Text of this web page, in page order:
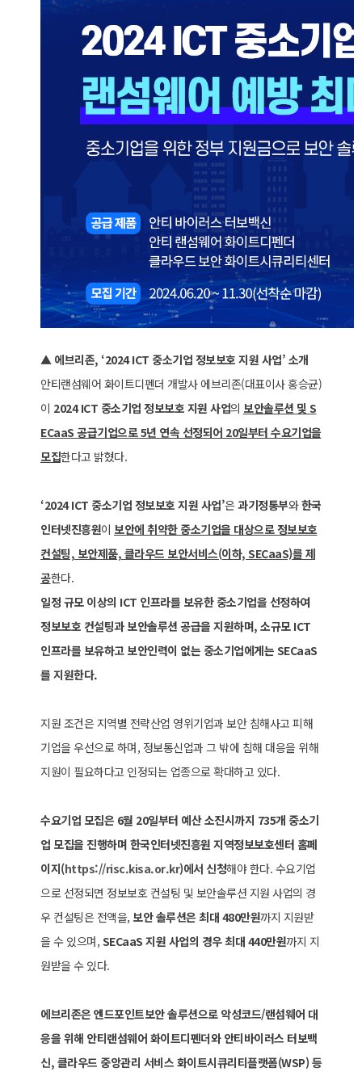
▲ 에브리존, ‘2024 ICT 중소기업 정보보호 지원 사업’ 소개
안티랜섬웨어 화이트디펜더 개발사 에브리존(대표이사 홍승균)
이 2024 ICT 중소기업 정보보호 지원 사업의 보안솔루션 및 S
ECaaS 공급기업으로 5년 연속 선정되어 20일부터 수요기업을
모집한다고 밝혔다.
‘2024 ICT 중소기업 정보보호 지원 사업’은과기정통부와한국
인터넷진흥원이 보안에 취약한 중소기업을 대상으로 정보보호
컨설팅, 보안제품, 클라우드 보안서비스(이하, SECaaS)를 제
공한다.
일정 규모 이상의 ICT 인프라를 보유한 중소기업을 선정하여
정보보호 컨설팅과 보안솔루션 공급을 지원하며, 소규모 ICT
인프라를 보유하고 보안인력이 없는 중소기업에게는 SECaaS
를 지원한다.
지원 조건은 지역별 전략산업 영위기업과 보안 침해사고 피해
기업을 우선으로 하며, 정보통신업과 그 밖에 침해 대응을 위해
지원이 필요하다고 인정되는 업종으로 확대하고 있다.
수요기업 모집은 6월 20일부터 예산 소진시까지 735개 중소기
업 모집을 진행하며 한국인터넷진흥원 지역정보보호센터 홈페
이지(https://risc.kisa.or.kr)에서 신청해야 한다. 수요기업
으로 선정되면 정보보호 컨설팅 및 보안솔루션 지원 사업의 경
우 컨설팅은 전액을, 보안 솔루션은 최대 480만원까지 지원받
을 수 있으며, SECaaS 지원 사업의 경우 최대 440만원까지 지
원받을 수 있다.
에브리존은 엔드포인트보안 솔루션으로 악성코드/랜섬웨어 대
응을 위해 안티랜섬웨어 화이트디펜더와 안티바이러스 터보백
신, 클라우드 중앙관리 서비스 화이트시큐리티플랫폼(WSP) 등